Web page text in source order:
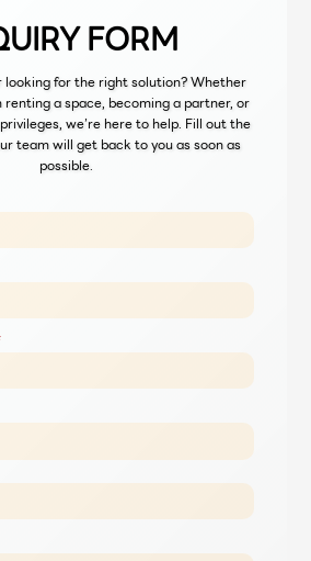
FORM
looking for the right solution? Whether
renting a space, becoming a partner, or
we’re here to help. Fill out the
team will get back to you as soon as
possible.